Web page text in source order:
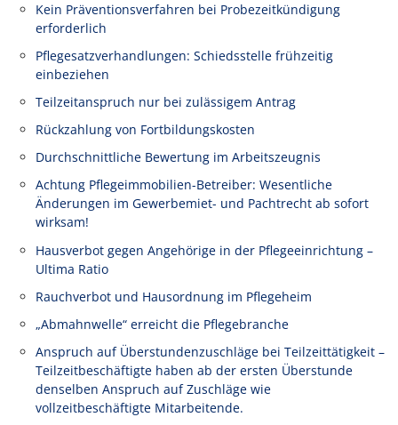
Kein Präventionsverfahren bei Probezeitkündigung
erforderlich
Pflegesatzverhandlungen: Schiedsstelle frühzeitig
einbeziehen
Teilzeitanspruch nur bei zulässigem Antrag
Rückzahlung von Fortbildungskosten
Durchschnittliche Bewertung im Arbeitszeugnis
Achtung Pflegeimmobilien-Betreiber: Wesentliche
Änderungen im Gewerbemiet- und Pachtrecht ab sofort
wirksam!
Hausverbot gegen Angehörige in der Pflegeeinrichtung –
Ultima Ratio
Rauchverbot und Hausordnung im Pflegeheim
„Abmahnwelle“ erreicht die Pflegebranche
Anspruch auf Überstundenzuschläge bei Teilzeittätigkeit –
Teilzeitbeschäftigte haben ab der ersten Überstunde
denselben Anspruch auf Zuschläge wie
vollzeitbeschäftigte Mitarbeitende.